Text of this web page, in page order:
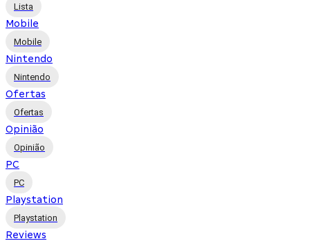
Lista
Mobile
Mobile
Nintendo
Nintendo
Ofertas
Ofertas
Opinião
Opinião
PC
PC
Playstation
Playstation
Reviews